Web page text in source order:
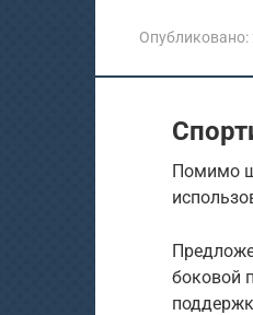
Опубликовано:
Помимо
боковой